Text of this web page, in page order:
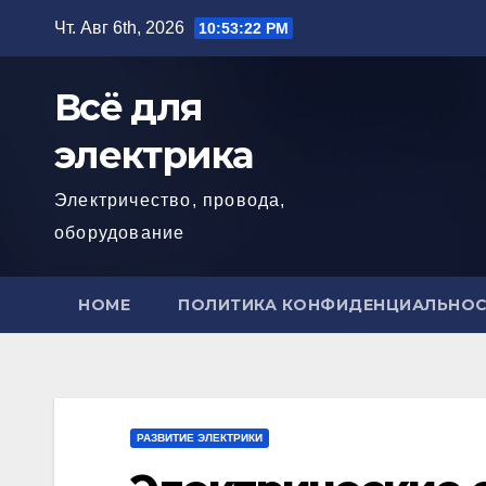
Чт. Авг 6th, 2026 10:53:23 PM
Всё для
электрика
Электричество, провода,
оборудование
HOME ПОЛИТИКА
РАЗВИТИЕ ЭЛЕКТРИКИ